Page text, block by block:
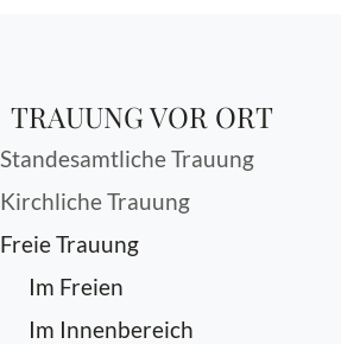
TRAUUNG VOR ORT
Standesamtliche Trauung
Kirchliche Trauung
Freie Trauung
Im Freien
Im Innenbereich